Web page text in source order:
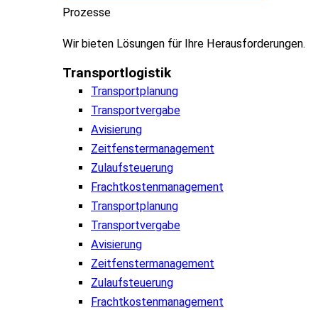
Prozesse
Wir bieten Lösungen für Ihre Herausforderungen.
Transportlogistik
Transportplanung
Transportvergabe
Avisierung
Zeitfenstermanagement
Zulaufsteuerung
Frachtkostenmanagement
Transportplanung
Transportvergabe
Avisierung
Zeitfenstermanagement
Zulaufsteuerung
Frachtkostenmanagement